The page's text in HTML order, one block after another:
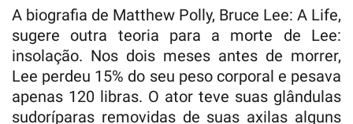
A biografia de Matthew Polly, Bruce Lee: A Life,
sugere outra teoria para a morte de Lee:
insolação. Nos dois meses antes de morrer,
Lee perdeu 15% do seu peso corporal e pesava
apenas 120 libras. O ator teve suas glândulas
sudoríparas removidas de suas axilas alguns